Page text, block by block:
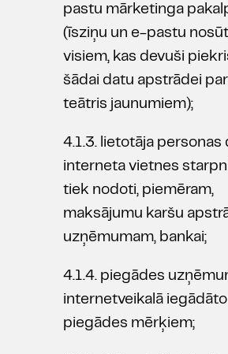
pastu mārketinga
(īsziņu un e-pastu
visiem, kas devuši
šādai datu apstrādei par
teātris jaunumiem);
4.1.3. lietotāja personas
interneta vietnes
tiek nodoti, piemēram,
maksājumu karšu
uzņēmumam, bankai;
4.1.4. piegādes
internetveikalā
piegādes mērķiem;